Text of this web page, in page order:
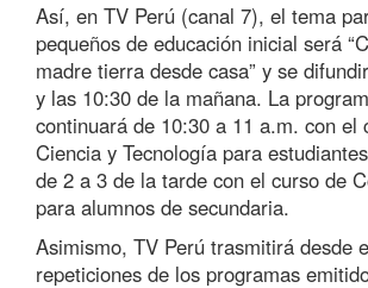
Así, en TV Perú (canal 7), el tema
pequeños de educación inicial será
madre tierra desde casa” y se
y las 10:30 de la mañana. La
continuará de 10:30 a 11 a.m. con el
Ciencia y Tecnología para
de 2 a 3 de la tarde con el curso de
para alumnos de secundaria.
Asimismo, TV Perú trasmitirá desde
repeticiones de los programas